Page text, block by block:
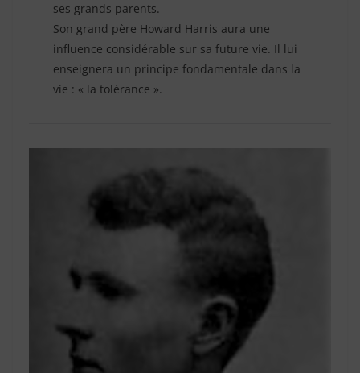
ses grands parents.
Son grand père Howard Harris aura une
influence considérable sur sa future vie. Il lui
enseignera un principe fondamentale dans la
vie : « la tolérance ».